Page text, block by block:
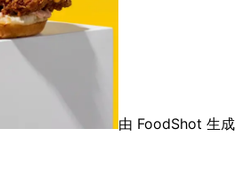
由 FoodShot 生成